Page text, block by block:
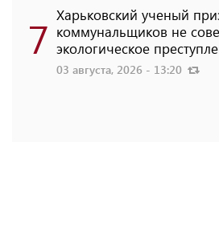
7 Харьковский ученый
коммунальщиков не
экологическое
03 августа, 2026 - 13:20